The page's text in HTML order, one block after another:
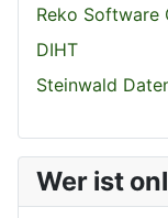
Reko Software
DIHT
Steinwald
Wer ist